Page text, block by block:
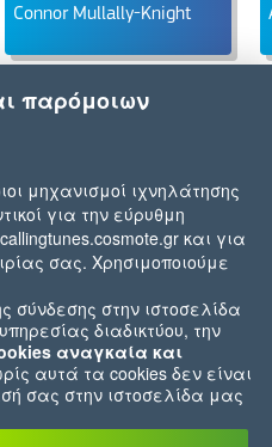
Connor Mullally-Knight
παρόμοιων
μηχανισμοί ιχνηλάτησης
για την εύρυθμη
και για
σας. Χρησιμοποιούμε
σύνδεσης στην ιστοσελίδα
διαδικτύου, την
αναγκαία και
αυτά τα cookies δεν είναι
σας στην ιστοσελίδα μας
(π.χ.cookies που αφορούν